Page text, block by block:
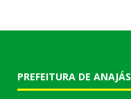
PREFEITURA DE ANAJÁS